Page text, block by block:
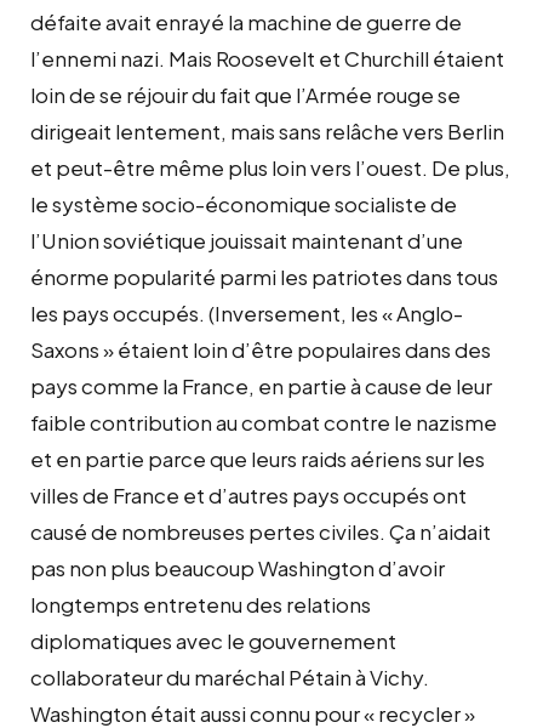
défaite avait enrayé la machine de guerre de
l’ennemi nazi. Mais Roosevelt et Churchill étaient
loin de se réjouir du fait que l’Armée rouge se
dirigeait lentement, mais sans relâche vers Berlin
et peut-être même plus loin vers l’ouest. De plus,
le système socio-économique socialiste de
l’Union soviétique jouissait maintenant d’une
énorme popularité parmi les patriotes dans tous
les pays occupés. (Inversement, les « Anglo-
Saxons » étaient loin d’être populaires dans des
pays comme la France, en partie à cause de leur
faible contribution au combat contre le nazisme
et en partie parce que leurs raids aériens sur les
villes de France et d’autres pays occupés ont
causé de nombreuses pertes civiles. Ça n’aidait
pas non plus beaucoup Washington d’avoir
longtemps entretenu des relations
diplomatiques avec le gouvernement
collaborateur du maréchal Pétain à Vichy.
Washington était aussi connu pour « recycler »